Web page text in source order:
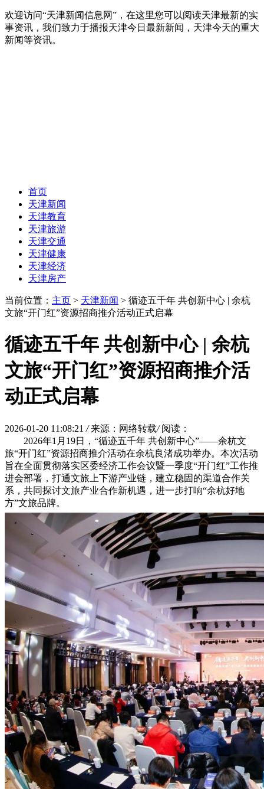
欢迎访问“天津新闻信息网”，在这里您可以阅读天津最新的实
事资讯，我们致力于播报天津今日最新新闻，天津今天的重大
新闻等资讯。
首页
天津新闻
天津教育
天津旅游
天津交通
天津健康
天津经济
天津房产
当前位置： 主页 > 天津新闻 > 循迹五千年 共创新中心 | 余杭
文旅“开门红”资源招商推介活动正式启幕
循迹五千年 共创新中心 | 余杭
文旅“开门红”资源招商推介活
动正式启幕
2026-01-20 11:08:21 / 来源：网络转载/ 阅读：
2026年1月19日，“循迹五千年 共创新中心”——余杭文
旅“开门红”资源招商推介活动在余杭良渚成功举办。本次活动
旨在全面贯彻落实区委经济工作会议暨一季度“开门红”工作推
进会部署，打通文旅上下游产业链，建立稳固的渠道合作关
系，共同探讨文旅产业合作新机遇，进一步打响“余杭好地
方”文旅品牌。